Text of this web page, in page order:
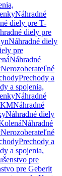
Náhradné
diely pre T-
diely pre
Náhradné diely
pre
Náhradné
Nerozoberateľné
Prechody a
a spojenia,
Náhradné
Náhradné
Náhradné diely
Náhradné
Nerozoberateľné
Prechody a
a spojenia,
pre
pre Geberit